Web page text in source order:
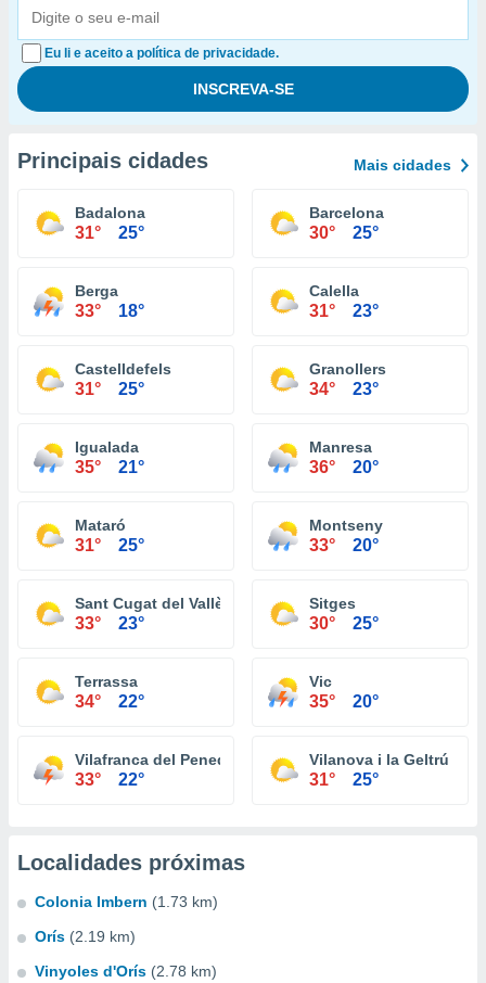
Eu li e aceito a política de privacidade.
Principais cidades Mais cidades
Badalona
31° 25°
Barcelona
30° 25°
Berga
33° 18°
Calella
31° 23°
Castelldefels
31° 25°
Granollers
34° 23°
Igualada
35° 21°
Manresa
36° 20°
Mataró
31° 25°
Montseny
33° 20°
Sant Cugat del Vallès
33° 23°
Sitges
30° 25°
Terrassa
34° 22°
Vic
35° 20°
Vilafranca del Penedès
33° 22°
Vilanova i la Geltrú
31° 25°
Localidades próximas
Colonia Imbern (1.73 km)
Orís (2.19 km)
Vinyoles d'Orís (2.78 km)